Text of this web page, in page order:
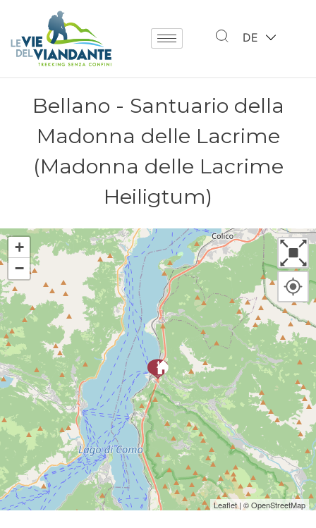
DE
Bellano - Santuario della
Madonna delle Lacrime
(Madonna delle Lacrime
Heiligtum)
+
−
Leaflet| ©OpenStreetMap